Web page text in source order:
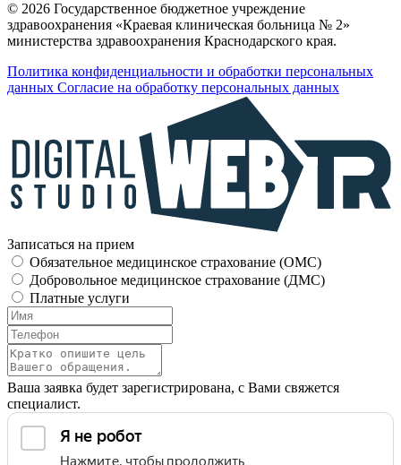
© 2026 Государственное бюджетное учреждение
здравоохранения «Краевая клиническая больница № 2»
министерства здравоохранения Краснодарского края.
Политика конфиденциальности и обработки персональных
данных Согласие на обработку персональных данных
Записаться на прием
Обязательное медицинское страхование (OMC)
Добровольное медицинское страхование (ДМС)
Платные услуги
Ваша заявка будет зарегистрирована, с Вами свяжется
специалист.